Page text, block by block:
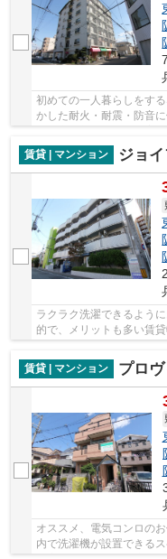
初めての一人暮らしをす
かした耐火・耐震・防音
賃貸 | マンション
ジョ
ラクラク洗濯できるよう
的で、メリットも多い賃
賃貸 | マンション
プロ
オススメ、電気コンロの
内で洗濯機が設置できる